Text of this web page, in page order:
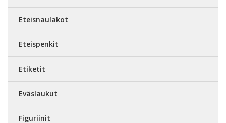
Eteisnaulakot
Eteispenkit
Etiketit
Eväslaukut
Figuriinit